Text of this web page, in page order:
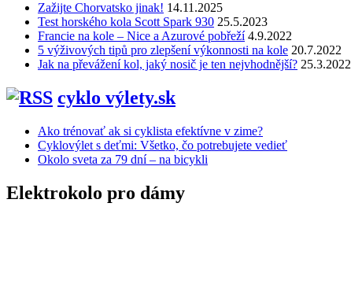
Zažijte Chorvatsko jinak! 14.11.2025
Test horského kola Scott Spark 930 25.5.2023
Francie na kole – Nice a Azurové pobřeží 4.9.2022
5 výživových tipů pro zlepšení výkonnosti na kole 20.7.2022
Jak na převážení kol, jaký nosič je ten nejvhodnější? 25.3.2022
cyklo výlety.sk
Ako trénovať ak si cyklista efektívne v zime?
Cyklovýlet s deťmi: Všetko, čo potrebujete vedieť
Okolo sveta za 79 dní – na bicykli
Elektrokolo pro dámy